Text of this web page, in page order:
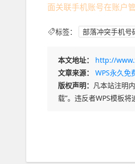
面关联手机账号在账户
标签： 部落冲突手机号
本文地址：
http://
文章来源：
WPS永久免
版权声明： 凡本站注明
载”。违反者WPS模板将